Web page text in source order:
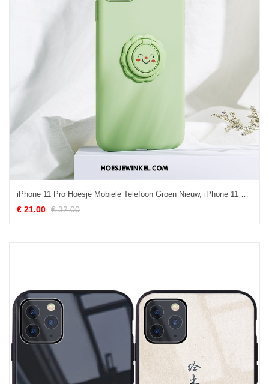
iPhone 11 Pro Hoesje Mobiele Telefoon Groen Nieuw, iPhone 11 Pro Hoesje
€ 21.00 € 32.00